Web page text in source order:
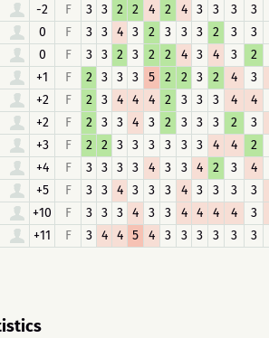
-2 F 3 3 2 2 4 2 4 3 3 3
3
0 F 3 3 4 3 2 3 3 3 2 3
3
0 F 3 3 2 3 2 2 4 3 4 3
2
+1 F 2 3 3 3 5 2 2 3 2 4
3
+2 F 2 3 4 4 4 2 3 3 3 4
4
+2 F 2 3 3 4 3 2 3 3 3 2
3
+3 F 2 2 3 3 3 3 3 3 4 4
2
+4 F 3 3 3 3 4 3 3 4 2 3
4
+5 F 3 3 4 3 3 3 4 3 3 3
3
+10 F 3 3 3 4 3 3 4 4 4 4
3
+11 F 3 4 4 5 4 3 3 3 3 3 3